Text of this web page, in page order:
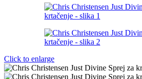
Click to enlarge